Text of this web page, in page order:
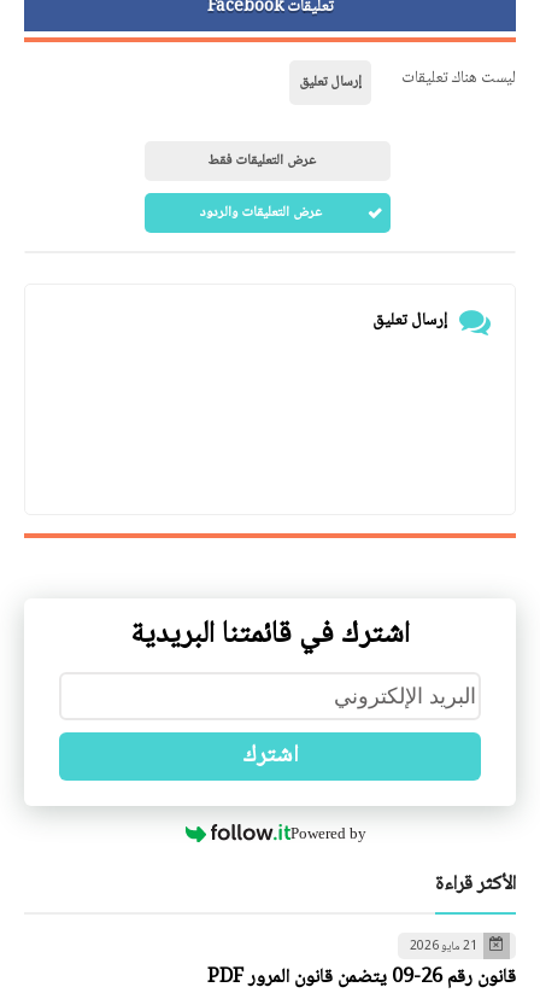
تعليقات Facebook
ليست هناك تعليقات إرسال تعليق
عرض التعليقات فقط
عرض التعليقات والردود
إرسال تعليق
اشترك في قائمتنا البريدية
اشترك
Powered by
الأكثر قراءة
21 مايو 2026
قانون رقم 26-09 يتضمن قانون المرور PDF